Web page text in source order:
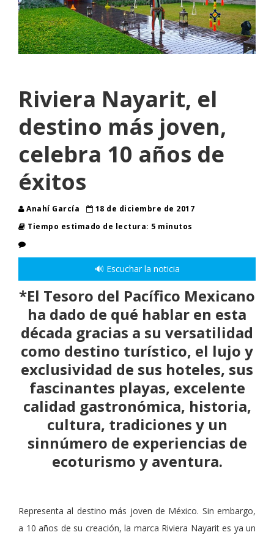
Riviera Nayarit, el
destino más joven,
celebra 10 años de
éxitos
Anahí García
18 de diciembre de 2017
Tiempo estimado de lectura: 5 minutos
🔊 Escuchar la noticia
*El Tesoro del Pacífico Mexicano
ha dado de qué hablar en esta
década gracias a su versatilidad
como destino turístico, el lujo y
exclusividad de sus hoteles, sus
fascinantes playas, excelente
calidad gastronómica, historia,
cultura, tradiciones y un
sinnúmero de experiencias de
ecoturismo y aventura.
Representa al destino más joven de México. Sin embargo,
a 10 años de su creación, la marca Riviera Nayarit es ya un